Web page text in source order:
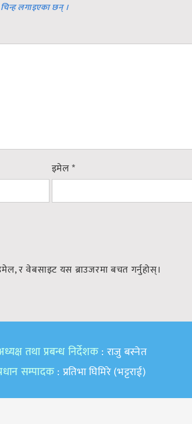
लगाइएका छन् ।
इमेल*
र वेबसाइट यस ब्राउजरमा बचत गर्नुहोस्।
तथा प्रबन्ध निर्देशक : राजु बस्नेत
सम्पादक: प्रतिभा घिमिरे (भट्टराई)